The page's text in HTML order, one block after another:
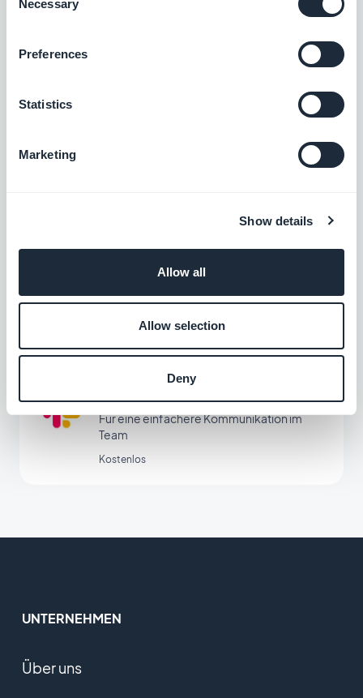
Selection
Necessary
Preferences
Statistics
Marketing
Show details
Allow all
Allow selection
Deny
Zoho CRM
Kostenlos
Für eine einfachere Kommunikation im
Team
Kostenlos
UNTERNEHMEN
Über uns